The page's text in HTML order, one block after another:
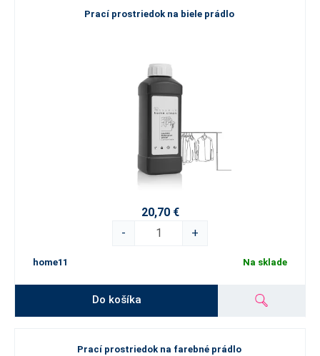
Prací prostriedok na biele prádlo
20,70 €
-
+
home11 Na sklade
Do košíka
Prací prostriedok na farebné prádlo